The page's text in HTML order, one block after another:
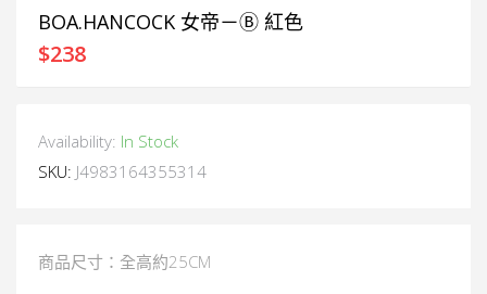
BOA.HANCOCK 女帝－Ⓑ 紅色
$238
Availability: In Stock
SKU: J4983164355314
商品尺寸：全高約25CM